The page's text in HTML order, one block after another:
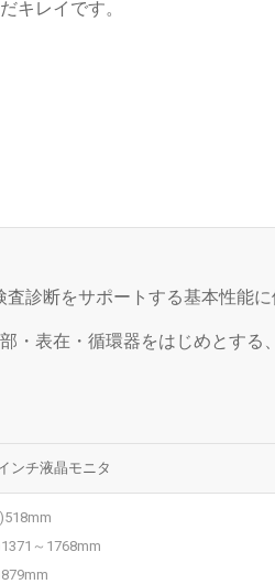
キレイです。
診断をサポートする基本性能に
・表在・循環器をはじめとする
ンチ液晶モニタ
～1768mm